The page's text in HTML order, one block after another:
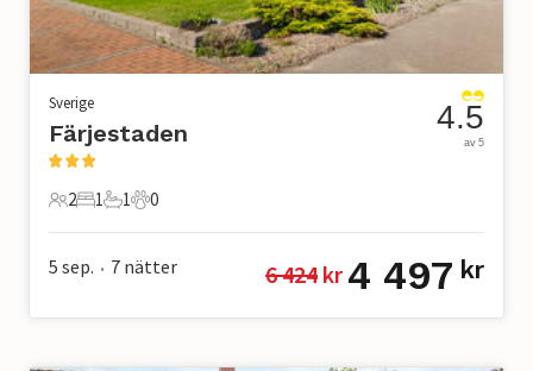
Sverige
Färjestaden
2 Gäster
2
1 Sovrum
1
1 Badrum
1
0 Husdjur
0
4.5
av 5
5 sep. • 7 nätter 6 424 kr 4 497 kr